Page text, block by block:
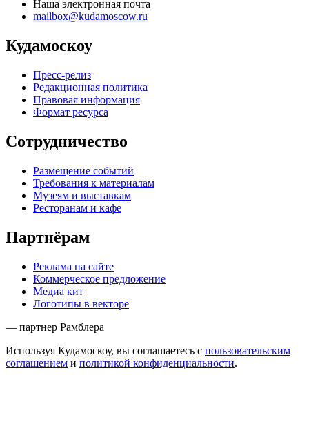
Наша электронная почта
mailbox@kudamoscow.ru
Кудамоскоу
Пресс-релиз
Редакционная политика
Правовая информация
Формат ресурса
Сотрудничество
Размещение событий
Требования к материалам
Музеям и выставкам
Ресторанам и кафе
Партнёрам
Реклама на сайте
Коммерческое предложение
Медиа кит
Логотипы в векторе
— партнер Рамблера
Используя Кудамоскоу, вы соглашаетесь с пользовательским
соглашением и политикой конфиденциальности.